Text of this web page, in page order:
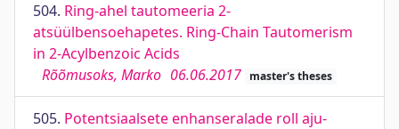
504. Ring-ahel tautomeeria 2-
atsüülbensoehapetes. Ring-Chain Tautomerism
in 2-Acylbenzoic Acids
Rõõmusoks, Marko 06.06.2017 master's theses
505. Potentsiaalsete enhanseralade roll aju-